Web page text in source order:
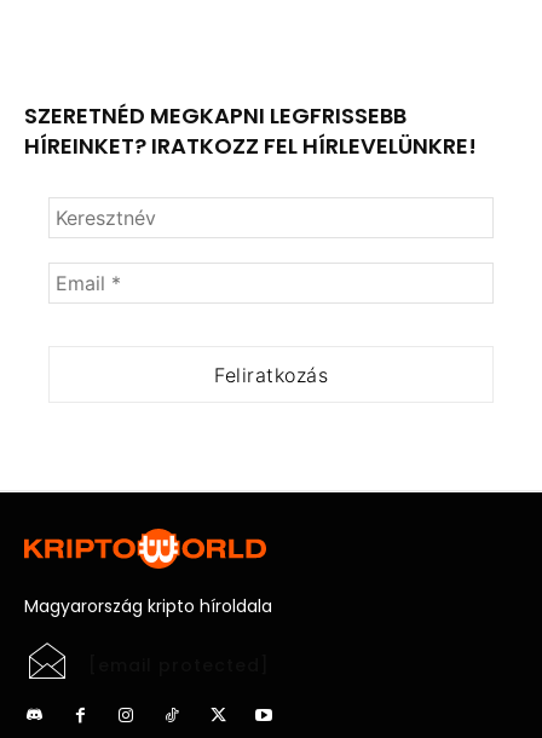
SZERETNÉD MEGKAPNI LEGFRISSEBB
HÍREINKET? IRATKOZZ FEL HÍRLEVELÜNKRE!
Magyarország kripto híroldala